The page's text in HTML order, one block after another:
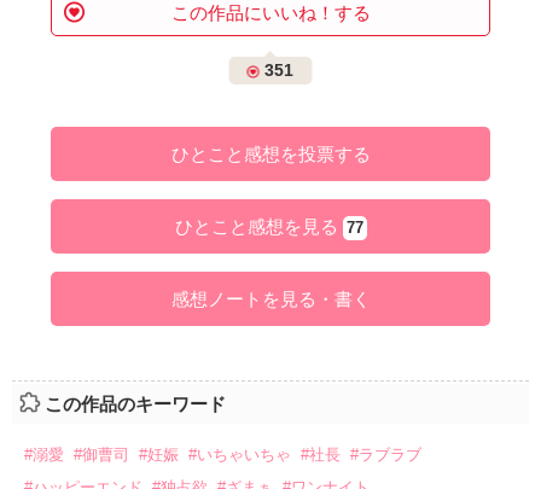
この作品にいいね！する
351
ひとこと感想を投票する
ひとこと感想を見る 77
感想ノートを見る・書く
この作品のキーワード
#溺愛 #御曹司 #妊娠 #いちゃいちゃ #社長 #ラブラブ